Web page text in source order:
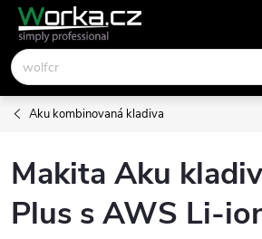
Přejít
obsah
Aku kombinovaná kladiva
Makita Aku
Plus s AWS Li-